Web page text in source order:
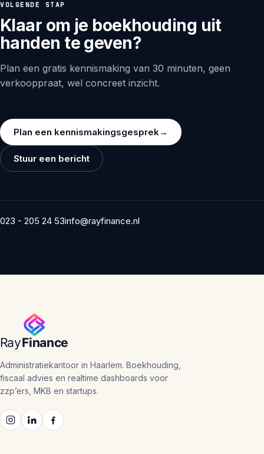
VOLGENDE STAP
Klaar om je boekhouding uit
handen te geven?
Plan een gratis kennismaking van 30 minuten, geen
verkooppraat, wel concreet inzicht.
Plan een kennismakingsgesprek→
Stuur een bericht
023 - 205 24 53info@rayfinance.nl
Administratiekantoor in Haarlem. Boekhouding,
fiscaal advies en realtime dashboards voor
zzp’ers, MKB en startups.